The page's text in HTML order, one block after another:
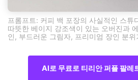
프롬프트: 커피 백 포장의 사실적인 스튜
따뜻한 베이지 강조색이 있는 오버진과
인, 부드러운 그림자, 프리미엄 장인 분
AI로 무료로 티리안 퍼플 팔레